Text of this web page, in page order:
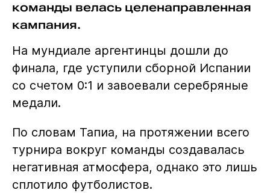
команды велась целенаправленная
кампания.
На мундиале аргентинцы дошли до
финала, где уступили сборной Испании
со счетом 0:1 и завоевали серебряные
медали.
По словам Тапиа, на протяжении всего
турнира вокруг команды создавалась
негативная атмосфера, однако это лишь
сплотило футболистов.